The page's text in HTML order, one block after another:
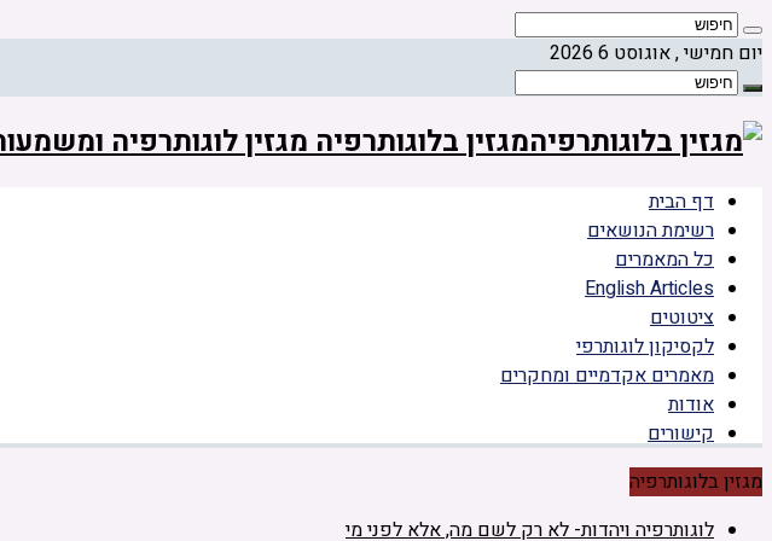
יום חמישי , אוגוסט 6 2026
מגזין בלוגותרפיה מגזין לוגותרפיה
דף הבית
רשימת הנושאים
כל המאמרים
English Articles
ציטוטים
לקסיקון לוגותרפי
מאמרים אקדמיים ומחקרים
אודות
קישורים
מגזין בלוגותרפיה
לוגותרפיה ויהדות- לא רק לשם מה, אלא לפני מי